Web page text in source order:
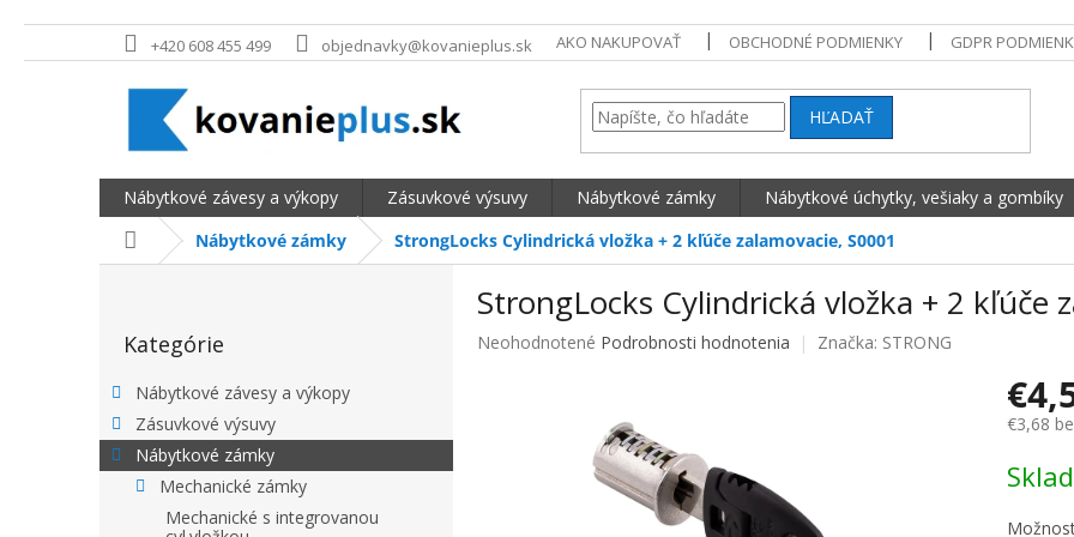
Prejsť na obsah +420 608 455 499 objednavky@kovanieplus.sk AKO NAKUPOVAŤ OBCHODNÉ PODMIENKY GDPR
HĽADAŤ
Nábytkové závesy a výkopy Zásuvkové výsuvy Nábytkové zámky Nábytkové úchytky, vešiaky a gombíky
DomovNábytkové zámky StrongLocks Cylindrická vložka + 2 kľúče zalamovacie, S0001
BOČNÝ PANEL
Kategórie
Nábytkové závesy a výkopy
Zásuvkové výsuvy
Nábytkové zámky
Mechanické zámky
Mechanické s integrovanou
StrongLocks Cylindrická vložka + 2 kľúče
Priemerné hodnotenie produktu je 0,0 z 5 hviezdičiek.
Neohodnotené Podrobnosti hodnotenia Značka: STRONG
€3,68